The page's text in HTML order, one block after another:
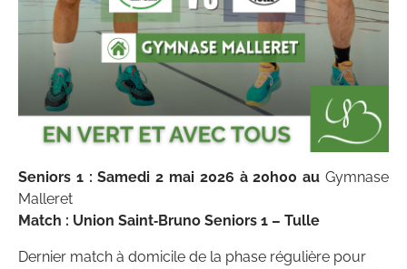
Seniors 1 : Samedi 2 mai 2026 à 20h00 au Gymnase
Malleret
Match : Union Saint‑Bruno Seniors 1 – Tulle
Dernier match à domicile de la phase régulière pour